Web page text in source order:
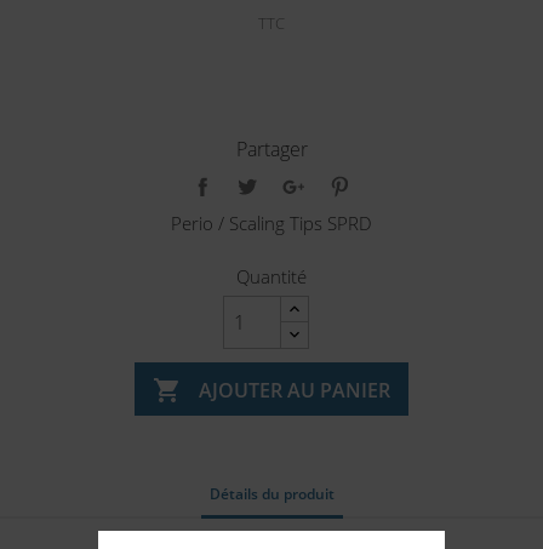
TTC
Partager
Perio / Scaling Tips SPRD
Quantité
 AJOUTER AU PANIER
Détails du produit